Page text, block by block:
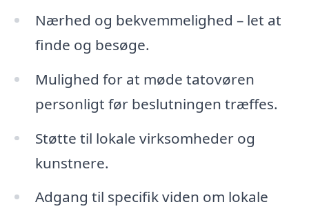
Nærhed og bekvemmelighed – let at
finde og besøge.
Mulighed for at møde tatovøren
personligt før beslutningen træffes.
Støtte til lokale virksomheder og
kunstnere.
Adgang til specifik viden om lokale